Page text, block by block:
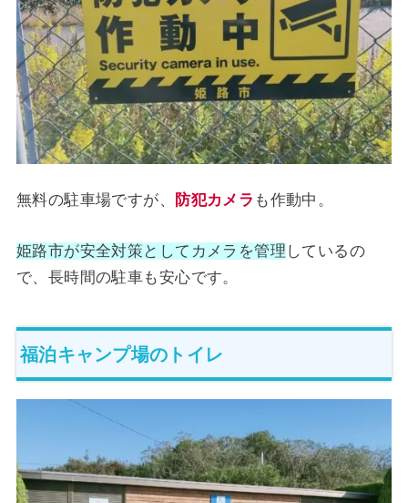
無料の駐車場ですが、 防犯カメラ も作動中。
姫路市が安全対策としてカメラを管理 しているの
で、長時間の駐車も安心です。
福泊キャンプ場のトイレ